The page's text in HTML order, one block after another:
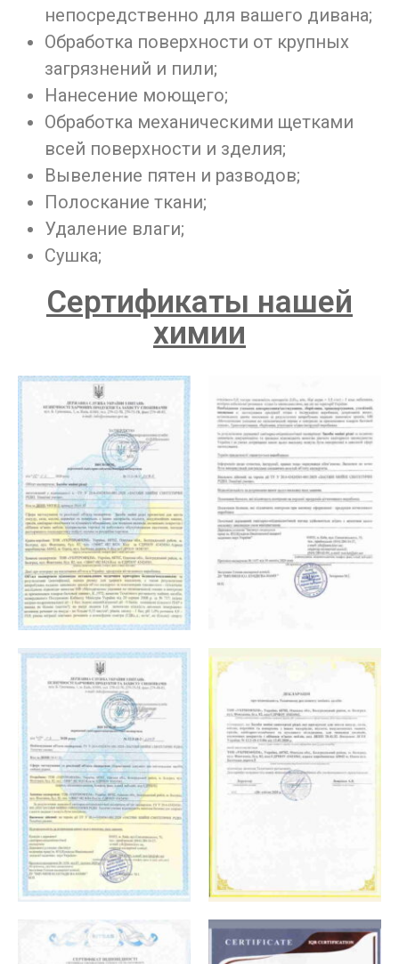
непосредственно для вашего дивана;
Обработка поверхности от крупных
загрязнений и пили;
Нанесение моющего;
Обработка механическими щетками
всей поверхности и зделия;
Вывеление пятен и разводов;
Полоскание ткани;
Удаление влаги;
Сушка;
Сертификаты нашей
химии